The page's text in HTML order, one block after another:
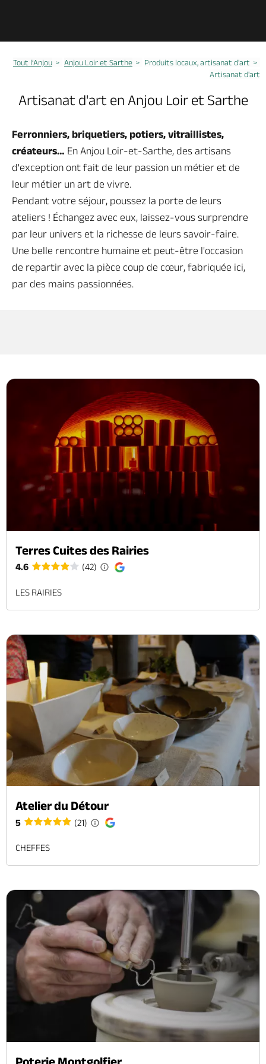
A voir, à faire
Anjou Loir et Sarthe
Dormir, manger
Anjou Loir et Sarthe
Produits locaux, artisanat d'art
Anjou Loir et Sarthe
Anjou Loir et Sarthe
Vous êtes ici :
Tout l'Anjou
> Anjou Loir et Sarthe
Tout l’Anjou Anjou Loir et Sarthe
Produits locaux, artisanat d'art
Artisanat d'art
Artisanat d'art en Anjou Loir et Sarthe
Ferronniers, briquetiers, potiers, vitraillistes,
créateurs… En Anjou Loir-et-Sarthe, des artisans
d'exception ont fait de leur passion un métier et de
leur métier un art de vivre.
Pendant votre séjour, poussez la porte de leurs
ateliers ! Échangez avec eux, laissez-vous surprendre
par leur univers et la richesse de leurs savoir-faire.
Une belle rencontre humaine et peut-être l'occasion
de repartir avec la pièce coup de cœur, fabriquée ici,
par des mains passionnées.
Terres Cuites des Rairies
4.6 (42)
LES RAIRIES
Atelier du Détour
5 (21)
CHEFFES
Poterie Montgolfier